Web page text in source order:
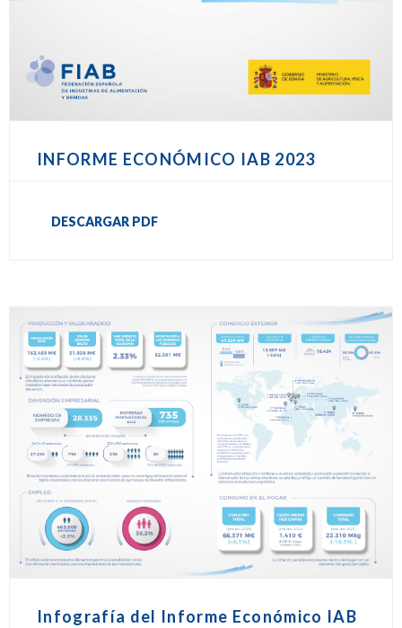
INFORME ECONÓMICO IAB 2023
DESCARGAR PDF
Infografía del Informe Económico IAB